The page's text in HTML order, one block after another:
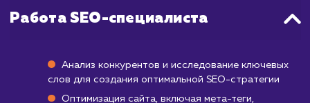
сайта, увеличение трафика или
При применении этой модели мы работаем
оптимизацией вашего сайта,